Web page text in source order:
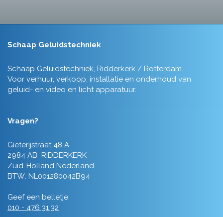
Schaap Geluidstechniek
Schaap Geluidstechniek, Ridderkerk / Rotterdam.
Voor verhuur, verkoop, installatie en onderhoud van
geluid- en video en licht apparatuur.
Vragen?
Gieterijstraat 48 A
2984 AB RIDDERKERK
Zuid-Holland Nederland
BTW: NL001280042B94
Geef een belletje:
010 - 476 31 32